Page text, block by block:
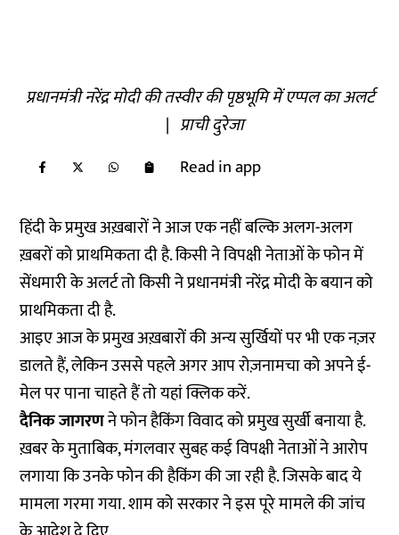
प्रधानमंत्री नरेंद्र मोदी की तस्वीर की पृष्ठभूमि में एप्पल का अलर्ट
| प्राची दुरेजा
Read in app
हिंदी के प्रमुख अख़बारों ने आज एक नहीं बल्कि अलग-अलग
ख़बरों को प्राथमिकता दी है. किसी ने विपक्षी नेताओं के फोन में
सेंधमारी के अलर्ट तो किसी ने प्रधानमंत्री नरेंद्र मोदी के बयान को
प्राथमिकता दी है.
आइए आज के प्रमुख अख़बारों की अन्य सुर्खियों पर भी एक नज़र
डालते हैं, लेकिन उससे पहले अगर आप रोज़नामचा को अपने ई-
मेल पर पाना चाहते हैं तोयहांक्लिक करें.
दैनिक जागरणने फोन हैकिंग विवाद को प्रमुख सुर्खी बनाया है.
ख़बर के मुताबिक, मंगलवार सुबह कई विपक्षी नेताओं ने आरोप
लगाया कि उनके फोन की हैकिंग की जा रही है. जिसके बाद ये
मामला गरमा गया. शाम को सरकार ने इस पूरे मामले की जांच